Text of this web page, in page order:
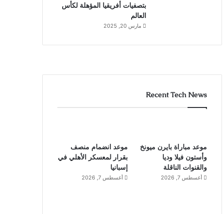
بتصفيات أفريقيا المؤهلة لكأس
العالم
مارس 20, 2025
Recent Tech News
موعد مباراة بايرن ميونخ
وأستون فيلا وديا
والقنوات الناقلة
أغسطس 7, 2026
موعد انضمام منصف
بقرار لمعسكر الأهلي في
إسبانيا
أغسطس 7, 2026